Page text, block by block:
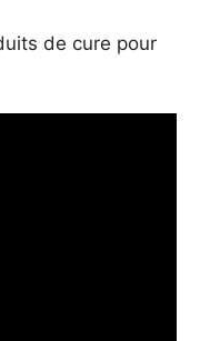
de cure pour